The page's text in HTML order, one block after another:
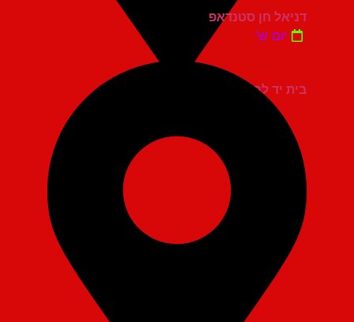
בית יד לבנים אשדוד
דניאל חן סטנדאפ
יום ש'